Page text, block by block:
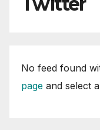
No feed found
page and select